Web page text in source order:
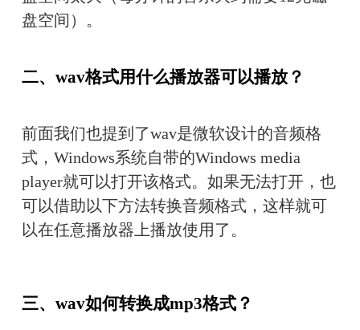
盘空间）。
二、wav格式用什么播放器可以播放？
前面我们也提到了wav是微软设计的音频格
式，Windows系统自带的Windows media
player就可以打开该格式。如果无法打开，也
可以借助以下方法转换音频格式，这样就可
以在任意播放器上播放使用了。
三、wav如何转换成mp3格式？